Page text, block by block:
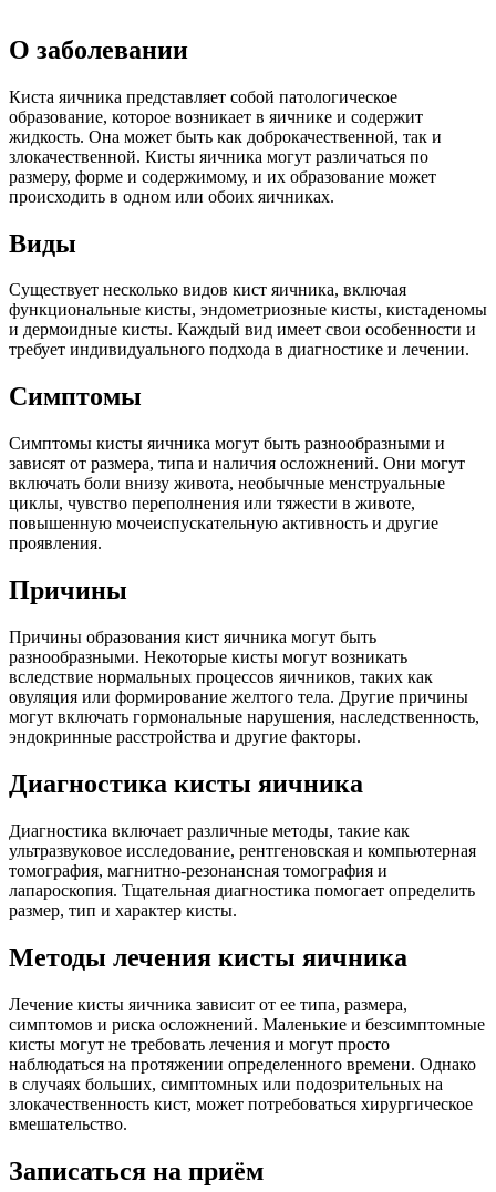
О заболевании
Киста яичника представляет собой патологическое
образование, которое возникает в яичнике и содержит
жидкость. Она может быть как доброкачественной, так и
злокачественной. Кисты яичника могут различаться по
размеру, форме и содержимому, и их образование может
происходить в одном или обоих яичниках.
Виды
Существует несколько видов кист яичника, включая
функциональные кисты, эндометриозные кисты, кистаденомы
и дермоидные кисты. Каждый вид имеет свои особенности и
требует индивидуального подхода в диагностике и лечении.
Симптомы
Симптомы кисты яичника могут быть разнообразными и
зависят от размера, типа и наличия осложнений. Они могут
включать боли внизу живота, необычные менструальные
циклы, чувство переполнения или тяжести в животе,
повышенную мочеиспускательную активность и другие
проявления.
Причины
Причины образования кист яичника могут быть
разнообразными. Некоторые кисты могут возникать
вследствие нормальных процессов яичников, таких как
овуляция или формирование желтого тела. Другие причины
могут включать гормональные нарушения, наследственность,
эндокринные расстройства и другие факторы.
Диагностика кисты яичника
Диагностика включает различные методы, такие как
ультразвуковое исследование, рентгеновская и компьютерная
томография, магнитно-резонансная томография и
лапароскопия. Тщательная диагностика помогает определить
размер, тип и характер кисты.
Методы лечения кисты яичника
Лечение кисты яичника зависит от ее типа, размера,
симптомов и риска осложнений. Маленькие и безсимптомные
кисты могут не требовать лечения и могут просто
наблюдаться на протяжении определенного времени. Однако
в случаях больших, симптомных или подозрительных на
злокачественность кист, может потребоваться хирургическое
вмешательство.
Записаться на приём